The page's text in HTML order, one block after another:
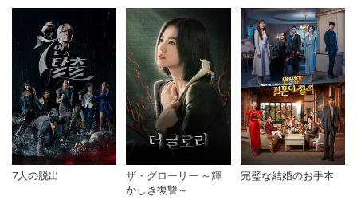
7人の脱出
ザ・グローリー ～輝
かしき復讐～
完璧な結婚のお手本